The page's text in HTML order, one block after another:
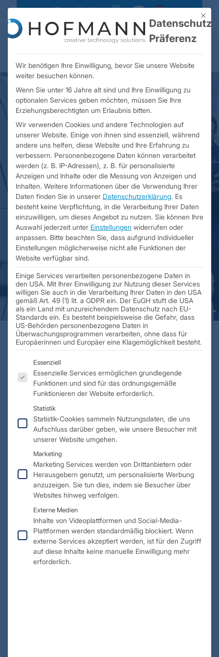
Blog Kontakt instagramyoutube
Unsere 3D Printing
Factory ist führend
im 3D-Metall-Druck
Robert Hofmann GmbH bietet
erstklassige Metall-Additive
Fertigungsdienstleistungen für die
Industrie.
Die fortschrittliche Powder Bed Fusion-Technologie
bietet innovative Lösungen für Ihre
Industrieanforderungen. Mit Verfahren wie DMLM
fertigen wir präzise komplexe Metallteile, entwickeln
maßgeschneiderte Lösungen und gewährleisten hohe
Dichte und Festigkeit.
Vertrauen Sie auf unsere Beratung und Erfahrung.
Mit
Datenschutz-
Präferenz
Wir benötigen Ihre Einwilligung, bevor Sie unsere Website
weiter besuchen können.
Wenn Sie unter 16 Jahre alt sind und Ihre Einwilligung zu
optionalen Services geben möchten, müssen Sie Ihre
Erziehungsberechtigten um Erlaubnis bitten.
Wir verwenden Cookies und andere Technologien auf
unserer Website. Einige von ihnen sind essenziell, während
andere uns helfen, diese Website und Ihre Erfahrung zu
verbessern. Personenbezogene Daten können verarbeitet
werden (z. B. IP-Adressen), z. B. für personalisierte
Anzeigen und Inhalte oder die Messung von Anzeigen und
Inhalten. Weitere Informationen über die Verwendung Ihrer
Daten finden Sie in unserer Datenschutzerklärung. Es
besteht keine Verpflichtung, in die Verarbeitung Ihrer Daten
einzuwilligen, um dieses Angebot zu nutzen. Sie können Ihre
Auswahl jederzeit unter Einstellungen widerrufen oder
anpassen. Bitte beachten Sie, dass aufgrund individueller
Einstellungen möglicherweise nicht alle Funktionen der
Website verfügbar sind.
Einige Services verarbeiten personenbezogene Daten in
den USA. Mit Ihrer Einwilligung zur Nutzung dieser Services
willigen Sie auch in die Verarbeitung Ihrer Daten in den USA
gemäß Art. 49 (1) lit. a GDPR ein. Der EuGH stuft die USA
als ein Land mit unzureichendem Datenschutz nach EU-
Standards ein. Es besteht beispielsweise die Gefahr, dass
US-Behörden personenbezogene Daten in
Überwachungsprogrammen verarbeiten, ohne dass für
Europäerinnen und Europäer eine Klagemöglichkeit besteht.
Es folgt eine Liste der Service-Gruppen, für die eine
Essenziell
Essenzielle Services ermöglichen grundlegende
Funktionen und sind für das ordnungsgemäße
Funktionieren der Website erforderlich.
Statistik
Statistik-Cookies sammeln Nutzungsdaten, die uns
Aufschluss darüber geben, wie unsere Besucher mit
unserer Website umgehen.
Marketing
Marketing Services werden von Drittanbietern oder
Herausgebern genutzt, um personalisierte Werbung
anzuzeigen. Sie tun dies, indem sie Besucher über
Websites hinweg verfolgen.
Externe Medien
Inhalte von Videoplattformen und Social-Media-
Plattformen werden standardmäßig blockiert. Wenn
externe Services akzeptiert werden, ist für den Zugriff
auf diese Inhalte keine manuelle Einwilligung mehr
erforderlich.